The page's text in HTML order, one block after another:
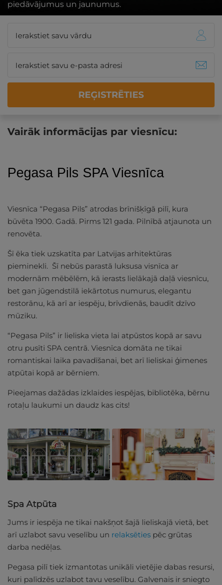
piedāvājumus un jaunumus.
REĢISTRĒTIES
Vairāk informācijas par viesnīcu:
Pegasa Pils SPA Viesnīca
Viesnīca “Pegasa Pils” atrodas brīnišķīgā pilī, kura
būvēta 1900. Gadā. Pirms 121 gada. Pilnībā atjaunota un
renovēta.
Šī ēka tiek uzskatīta par Latvijas arhitektūras
pieminekli. Šī nebūs parastā luksusa visnīca ar
modernām mēbēlēm, kā ierasts lielākajā daļā viesnīcu,
bet gan jūgendstilā iekārtotus numurus, elegantu
restorānu, kā arī ar iespēju, brīvdienās, baudīt dzīvo
mūziku.
“Pegasa Pils” ir lieliska vieta lai atpūstos kopā ar savu
otru pusīti SPA centrā. Viesnīca domāta ne tikai
romantiskai laika pavadīšanai, bet arī lieliskai ģimenes
atpūtai kopā ar bērniem.
Pieejamas dažādas izklaides iespējas, bibliotēka, bērnu
rotaļu laukumi un daudz kas cits!
Spa Atpūta
Jums ir iespēja ne tikai nakšņot šajā lieliskajā vietā, bet
arī uzlabot savu veselību un relaksēties pēc grūtas
darba nedēļas.
Pegasa pilī tiek izmantotas unikāli vietējie dabas resursi,
kuri palīdzēs uzlabot tavu veselību. Galvenais ir sniegto